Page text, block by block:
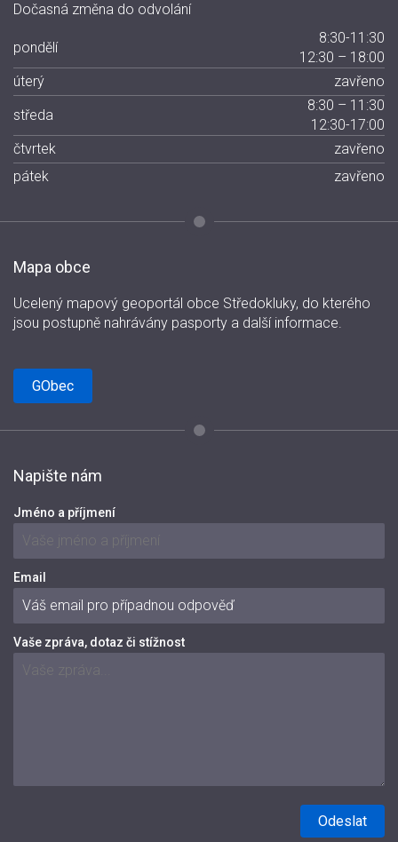
Dočasná změna do odvolání
pondělí
8:30-11:30
12:30 – 18:00
úterý
zavřeno
středa
8:30 – 11:30
12:30-17:00
čtvrtek
zavřeno
pátek
zavřeno
Mapa obce
Ucelený mapový geoportál obce Středokluky, do kterého
jsou postupně nahrávány pasporty a další informace.
GObec
Napište nám
Jméno a příjmení
Email
Vaše zpráva, dotaz či stížnost